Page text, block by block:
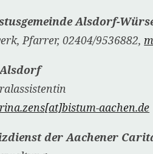
Alsdorf-
Pfarrer, 02404/9536882,
aachen.de
der Aachener